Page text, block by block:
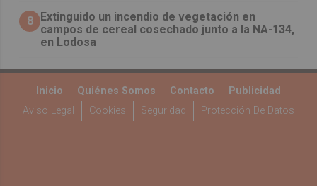
8 Extinguido un incendio de vegetación en
campos de cereal cosechado junto a la NA-134,
en Lodosa
Inicio Quiénes Somos Contacto
Publicidad
Aviso Legal
Cookies Seguridad Protección De Datos